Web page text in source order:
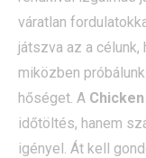
váratlan
játszva az a
miközben
hőséget. A Chicken
időtöltés, hanem
igényel. Át kell